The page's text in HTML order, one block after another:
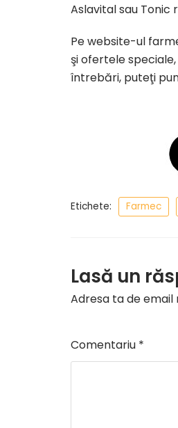
Aslavital sau
Pe website-ul
şi ofertele
întrebări, puteţi
Etichete: Farmec
Lasă un
Adresa ta de email
Comentariu *